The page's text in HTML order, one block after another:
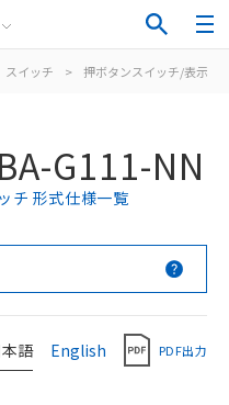
スイッチ > 押ボタンスイッチ/表示灯
G111-NN
チ 形式仕様一覧
本語 English PDF出力